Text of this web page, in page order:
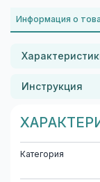
Информация о
Инструкция
Категория